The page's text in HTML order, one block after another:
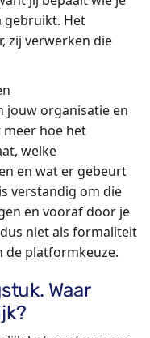
gebruikt. Het
zij verwerken die
jouw organisatie en
hoe het
welke
en wat er gebeurt
verstandig om die
en vooraf door je
niet als formaliteit
de platformkeuze.
Waar